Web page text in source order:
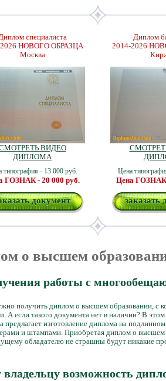
специалиста
НОВОГО ОБРАЗЦА
Москва
ВИДЕО
ДИПЛОМА
типография - 13 000 руб.
ГОЗНАК - 20 000 руб.
документ
Диплом
2014-2026
Цена
Цена ГОЗНАК
заказать
о высшем
работы с
получить диплом о высшем образовании, с
А если такого документа нет в наличии? В
изготовление диплома на
и штампами. Приобретая диплом о высшем
обладателю не страшны будут никакие
возможность